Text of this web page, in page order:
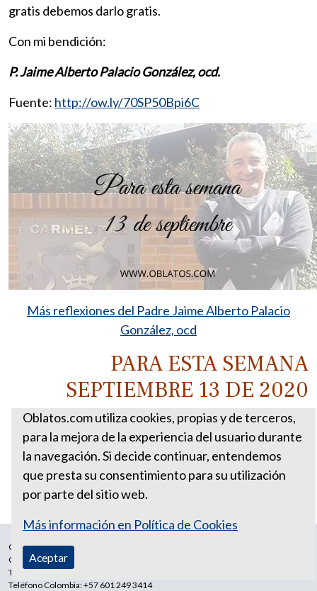
gratis debemos darlo gratis.
Con mi bendición:
P. Jaime Alberto Palacio González, ocd.
Fuente: http://ow.ly/70SP50Bpi6C
Más reflexiones del Padre Jaime Alberto Palacio
González, ocd
PARA ESTA SEMANA
SEPTIEMBRE 13 DE 2020
Oblatos.com utiliza cookies, propias y de terceros,
para la mejora de la experiencia del usuario durante
la navegación. Si decide continuar, entendemos
que presta su consentimiento para su utilización
por parte del sitio web.
Más información en Política de Cookies
Aceptar
Correo Ecuador:vocaoblatos@hotmail.com
Correo Colombia:
Teléfono Ecuador: +593988315938
Teléfono Colombia: +57 601 249 3414